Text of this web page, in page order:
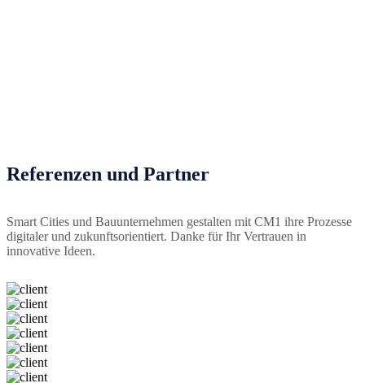
Referenzen und Partner
Smart Cities und Bauunternehmen gestalten mit CM1 ihre Prozesse
digitaler und zukunftsorientiert. Danke für Ihr Vertrauen in
innovative Ideen.